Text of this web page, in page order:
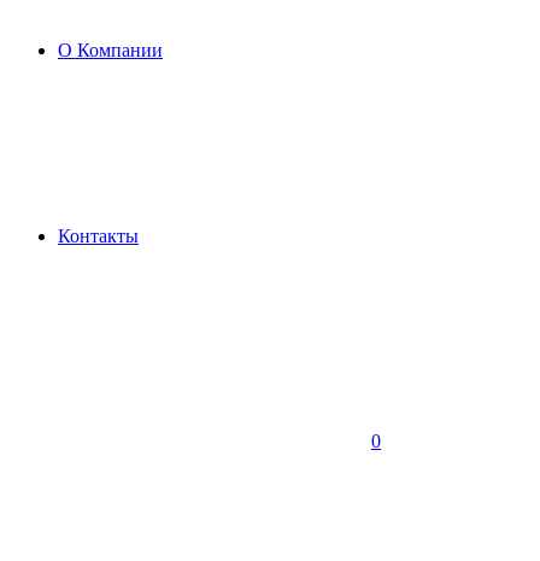
О Компании
Контакты
0